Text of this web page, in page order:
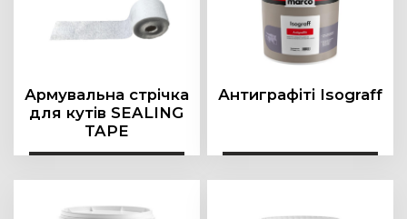
Розріджувач
Фасадне покриття
Шпаклівка
Армувальна стрічка
для кутів SEALING
TAPE
Антиграфіті Isograff